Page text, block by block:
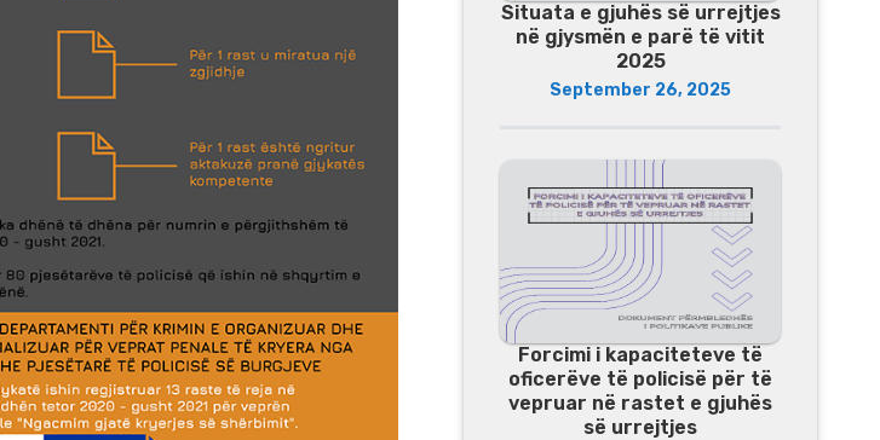
Situata e gjuhës së urrejtjes
në gjysmën e parë të vitit
2025
September 26, 2025
Forcimi i kapaciteteve të
oficerëve të policisë për të
vepruar në rastet e gjuhës
së urrejtjes